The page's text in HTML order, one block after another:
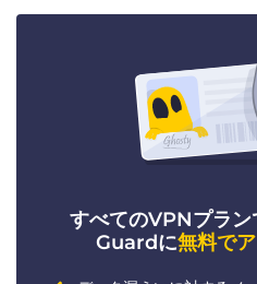
すべてのVPNプラ
Guardに無料で